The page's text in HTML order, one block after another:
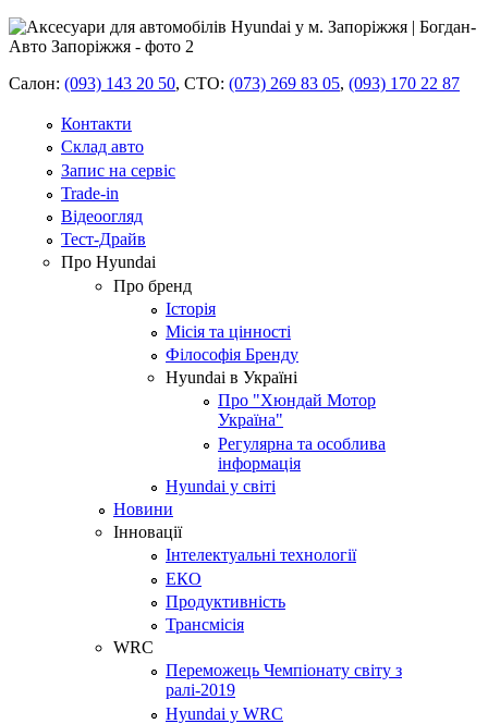
Салон: (093) 143 20 50, СТО: (073) 269 83 05, (093) 170 22 87
Контакти
Склад авто
Запис на сервіс
Trade-in
Відеоогляд
Тест-Драйв
Про Hyundai
Про бренд
Історія
Місія та цінності
Філософія Бренду
Hyundai в Україні
Про "Хюндай Мотор
Україна"
Регулярна та особлива
інформація
Hyundai у світі
Новини
Інновації
Інтелектуальні технології
ЕКО
Продуктивність
Трансмісія
WRC
Переможець Чемпіонату світу з
ралі-2019
Hyundai у WRC